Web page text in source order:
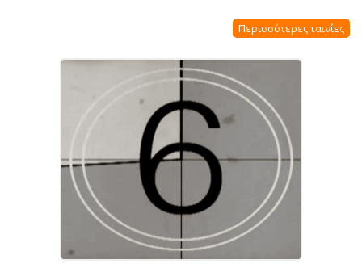
Περισσότερες ταινίες